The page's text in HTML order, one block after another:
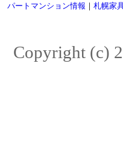
パートマンション情報 ｜ 札幌家
Copyright (c)